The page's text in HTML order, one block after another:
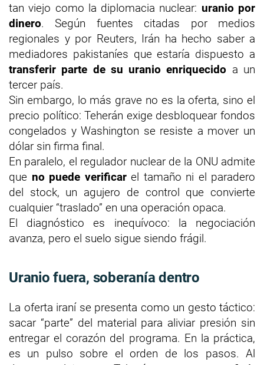
tan viejo como la diplomacia nuclear: uranio por
dinero. Según fuentes citadas por medios
regionales y por Reuters, Irán ha hecho saber a
mediadores pakistaníes que estaría dispuesto a
transferir parte de su uranio enriquecido a un
tercer país.
Sin embargo, lo más grave no es la oferta, sino el
precio político: Teherán exige desbloquear fondos
congelados y Washington se resiste a mover un
dólar sin firma final.
En paralelo, el regulador nuclear de la ONU admite
que no puede verificarel tamaño ni el paradero
del stock, un agujero de control que convierte
cualquier “traslado” en una operación opaca.
El diagnóstico es inequívoco: la negociación
avanza, pero el suelo sigue siendo frágil.
Uranio fuera, soberanía dentro
La oferta iraní se presenta como un gesto táctico:
sacar “parte” del material para aliviar presión sin
entregar el corazón del programa. En la práctica,
es un pulso sobre el orden de los pasos. Al